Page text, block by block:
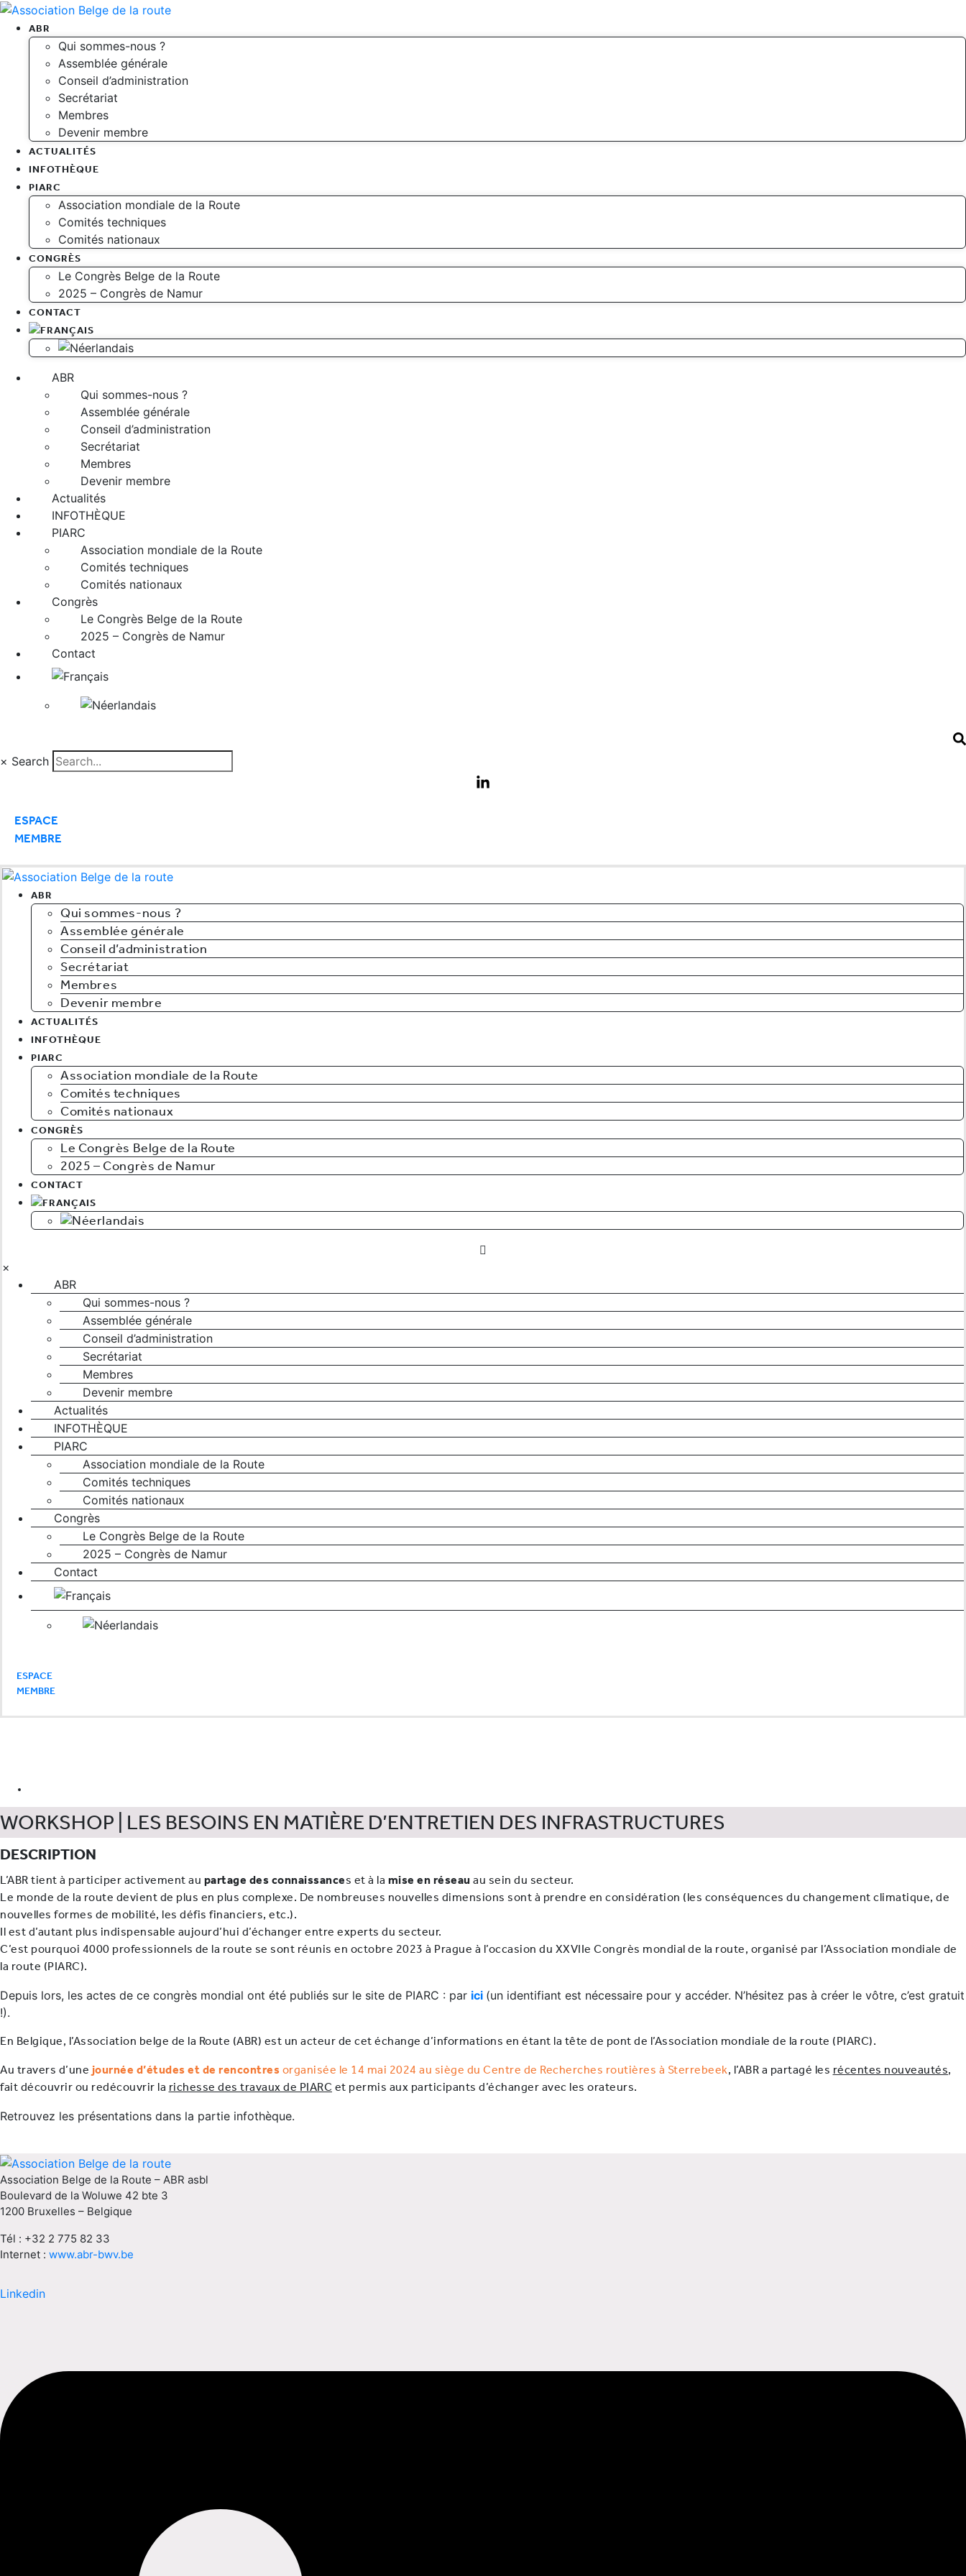
ABR
Qui sommes-nous ?
Assemblée générale
Conseil d’administration
Secrétariat
Membres
Devenir membre
ACTUALITÉS
INFOTHÈQUE
PIARC
Association mondiale de la Route
Comités techniques
Comités nationaux
CONGRÈS
Le Congrès Belge de la Route
2025 – Congrès de Namur
CONTACT
ABR
Qui sommes-nous ?
Assemblée générale
Conseil d’administration
Secrétariat
Membres
Devenir membre
Actualités
INFOTHÈQUE
PIARC
Association mondiale de la Route
Comités techniques
Comités nationaux
Congrès
Le Congrès Belge de la Route
2025 – Congrès de Namur
Contact
× Search
ESPACE
MEMBRE
ABR
Qui sommes-nous ?
Assemblée générale
Conseil d’administration
Secrétariat
Membres
Devenir membre
ACTUALITÉS
INFOTHÈQUE
PIARC
Association mondiale de la Route
Comités techniques
Comités nationaux
CONGRÈS
Le Congrès Belge de la Route
2025 – Congrès de Namur
CONTACT
×
ABR
Qui sommes-nous ?
Assemblée générale
Conseil d’administration
Secrétariat
Membres
Devenir membre
Actualités
INFOTHÈQUE
PIARC
Association mondiale de la Route
Comités techniques
Comités nationaux
Congrès
Le Congrès Belge de la Route
2025 – Congrès de Namur
Contact
ESPACE
MEMBRE
WORKSHOP | LES BESOINS EN MATIÈRE D’ENTRETIEN DES INFRASTRUCTURES
DESCRIPTION
L’ABR tient à participer activement au partage des connaissances et à la mise en réseau au sein du secteur.
Le monde de la route devient de plus en plus complexe. De nombreuses nouvelles dimensions sont à prendre en considération (les conséquences du changement climatique, de
nouvelles formes de mobilité, les défis financiers, etc.).
Il est d’autant plus indispensable aujourd’hui d’échanger entre experts du secteur.
C’est pourquoi 4000 professionnels de la route se sont réunis en octobre 2023 à Prague à l’occasion du XXVIIe Congrès mondial de la route, organisé par l’Association mondiale de
la route (PIARC).
Depuis lors, les actes de ce congrès mondial ont été publiés sur le site de PIARC : par ici (un identifiant est nécessaire pour y accéder. N’hésitez pas à créer le vôtre, c’est gratuit
!).
En Belgique, l’Association belge de la Route (ABR) est un acteur de cet échange d’informations en étant la tête de pont de l’Association mondiale de la route (PIARC).
Au travers d’une journée d’études et de rencontres organisée le 14 mai 2024 au siège du Centre de Recherches routières à Sterrebeek, l’ABR a partagé les récentes nouveautés,
fait découvrir ou redécouvrir la richesse des travaux de PIARC et permis aux participants d’échanger avec les orateurs.
Retrouvez les présentations dans la partie infothèque.
Association Belge de la Route – ABR asbl
Boulevard de la Woluwe 42 bte 3
1200 Bruxelles – Belgique
Tél : +32 2 775 82 33
Internet : www.abr-bwv.be
Linkedin